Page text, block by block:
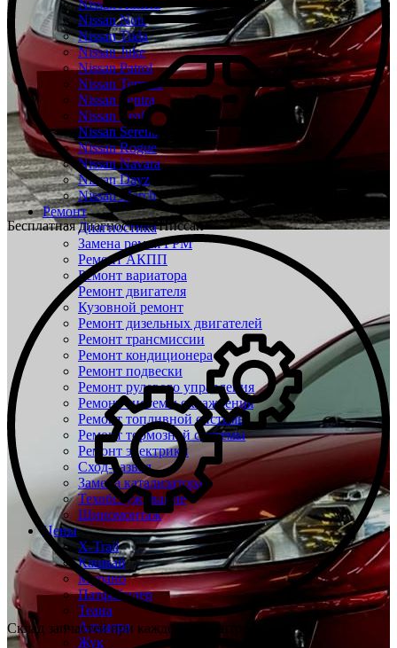
Nissan Almera
Nissan Note
Nissan Tiida
Nissan Juke
Nissan Patrol
Nissan Terrano
Nissan Sentra
Nissan Leaf
Nissan Serena
Nissan Rogue
Nissan Navara
Nissan Dayz
Nissan March
Ремонт
Диагностика
Замена ремня ГРМ
Ремонт АКПП
Ремонт вариатора
Ремонт двигателя
Кузовной ремонт
Ремонт дизельных двигателей
Ремонт трансмиссии
Ремонт кондиционера
Ремонт подвески
Ремонт рулевого управления
Ремонт системы охлаждения
Ремонт топливной системы
Ремонт тормозной системы
Ремонт электрики
Сход-развал
Замена катализатора
Техобслуживание
Шиномонтаж
Цены
X-Trail
Кашкай
Мурано
Патфайндер
Теана
Альмера
Жук
Бесплатная диагностика Ниссан
Склад запчастей при каждом техцентре